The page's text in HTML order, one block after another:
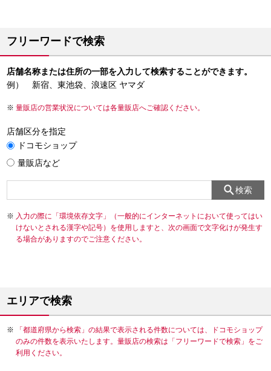
フリーワードで検索
店舗名称または住所の一部を入力して検索することができます。
例） 新宿、東池袋、浪速区 ヤマダ
量販店の営業状況については各量販店へご確認ください。
店舗区分を指定
ドコモショップ
量販店など
検索
入力の際に「環境依存文字」（一般的にインターネットにおいて使ってはい
けないとされる漢字や記号）を使用しますと、次の画面で文字化けが発生す
る場合がありますのでご注意ください。
エリアで検索
「都道府県から検索」の結果で表示される件数については、ドコモショップ
のみの件数を表示いたします。量販店の検索は「フリーワードで検索」をご
利用ください。